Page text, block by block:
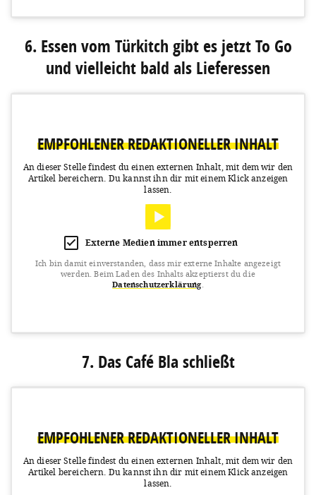
A post shared by Emmi’s Kitchen (@emmis.kitchen) onMar 16, 2020 at 11:48pm PDT
6. Essen vom Türkitch gibt es jetzt To Go
und vielleicht bald als Lieferessen
EMPFOHLENER REDAKTIONELLER INHALT
An dieser Stelle findest du einen externen Inhalt, mit dem wir den
Artikel bereichern. Du kannst ihn dir mit einem Klick anzeigen
lassen.
Externe Medien immer entsperren
Ich bin damit einverstanden, dass mir externe Inhalte angezeigt
werden. Beim Laden des Inhalts akzeptierst du die
Datenschutzerklärung
A post shared by TÜRKITCH - Köfte & Kebab (@tuerkitch)
on
7. Das Café Bla schließt
EMPFOHLENER REDAKTIONELLER INHALT
An dieser Stelle findest du einen externen Inhalt, mit dem wir den
Artikel bereichern. Du kannst ihn dir mit einem Klick anzeigen
lassen.